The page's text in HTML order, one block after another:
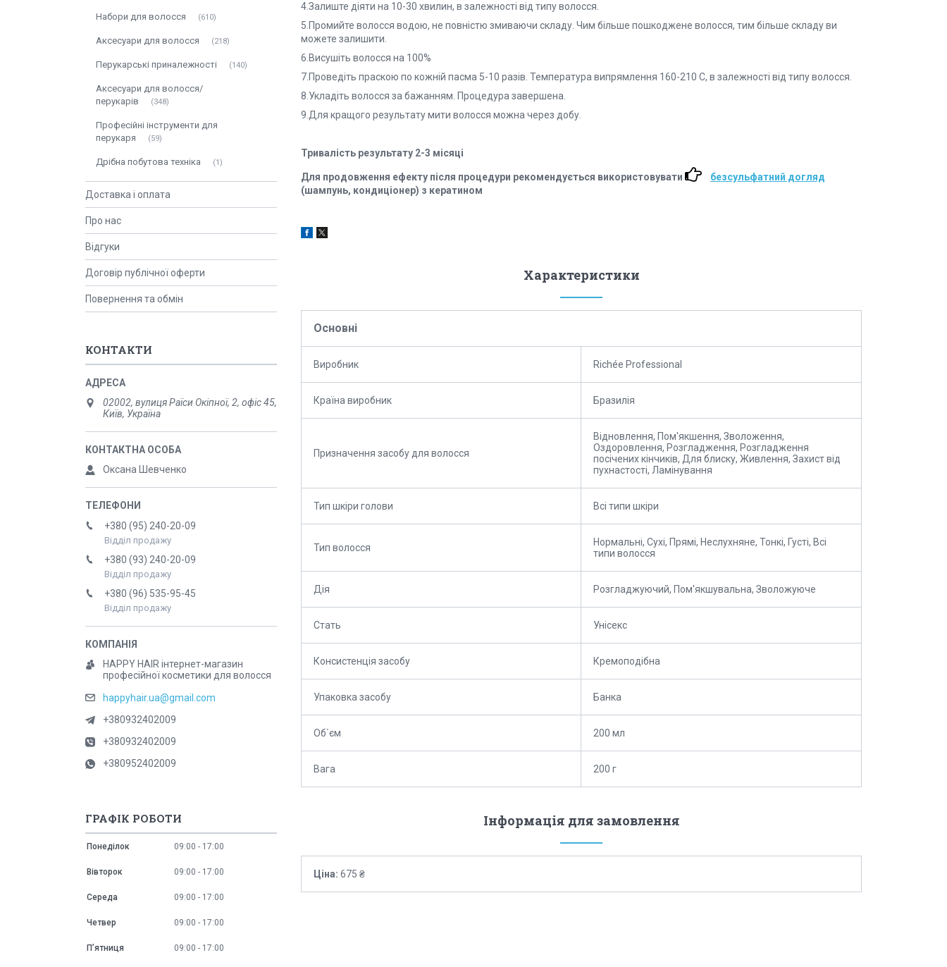
4.Залиште діяти на 10-30 хвилин, в залежності від типу волосся.
5.Промийте волосся водою, не повністю змиваючи складу. Чим більше пошкоджене волосся, тим більше складу ви
можете залишити.
6.Висушіть волосся на 100%
7.Проведіть праскою по кожній пасма 5-10 разів. Температура випрямлення 160-210 С, в залежності від типу волосся.
8.Укладіть волосся за бажанням. Процедура завершена.
9.Для кращого результату мити волосся можна через добу.
Тривалість результату 2-3 місяці
Для продовження ефекту після процедури рекомендується використовувати
безсульфатний догляд
(шампунь, кондиціонер) з кератином
Характеристики
Основні
Виробник Richée Professional
Країна виробник Бразилія
Призначення засобу для волосся
Відновлення, Пом'якшення, Зволоження,
Оздоровлення, Розгладження, Розгладження
посічених кінчиків, Для блиску, Живлення, Захист від
пухнастості, Ламінування
Тип шкіри голови Всі типи шкіри
Тип волосся
Нормальні, Сухі, Прямі, Неслухняне, Тонкі, Густі, Всі
типи волосся
Дія Розгладжуючий, Пом'якшувальна, Зволожуюче
Стать Унісекс
Консистенція засобу Кремоподібна
Упаковка засобу Банка
Об`єм 200 мл
Вага 200 г
Інформація для замовлення
Ціна: 675 ₴
Набори для волосся 610
Аксесуари для волосся 218
Перукарські приналежності 140
Аксесуари для волосся/
перукарів
348
Професійні інструменти для
перукаря
59
Дрібна побутова техніка 1
Доставка і оплата
Про нас
Відгуки
Договір публічної оферти
Повернення та обмін
КОНТАКТИ
02002, вулиця Раїси Окіпної, 2, офіс 45,
Київ, Україна
Оксана Шевченко
+380 (95) 240-20-09
Відділ продажу
+380 (93) 240-20-09
Відділ продажу
+380 (96) 535-95-45
Відділ продажу
HAPPY HAIR інтернет-магазин
професійної косметики для волосся
happyhair.ua@gmail.com
+380932402009
+380932402009
+380952402009
ГРАФІК РОБОТИ
Понеділок 09:00 17:00
Вівторок 09:00 17:00
Середа 09:00 17:00
Четвер 09:00 17:00
Пʼятниця 09:00 17:00